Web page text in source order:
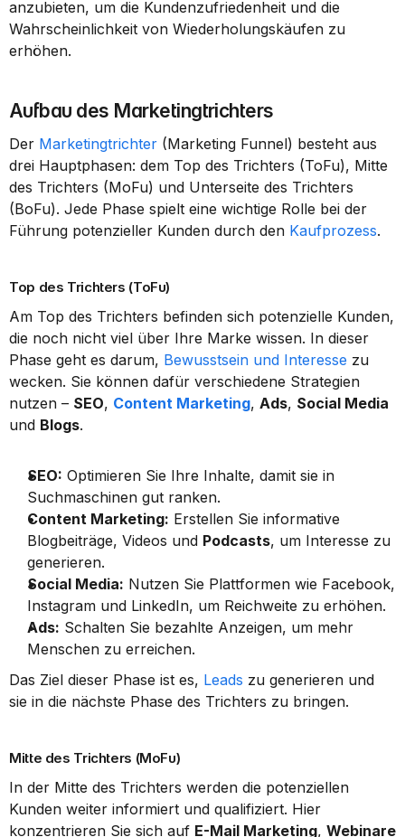
anzubieten, um die Kundenzufriedenheit und die
Wahrscheinlichkeit von Wiederholungskäufen zu
erhöhen.
Aufbau des Marketingtrichters
Der Marketingtrichter (Marketing Funnel) besteht aus
drei Hauptphasen: dem Top des Trichters (ToFu), Mitte
des Trichters (MoFu) und Unterseite des Trichters
(BoFu). Jede Phase spielt eine wichtige Rolle bei der
Führung potenzieller Kunden durch den Kaufprozess.
Top des Trichters (ToFu)
Am Top des Trichters befinden sich potenzielle Kunden,
die noch nicht viel über Ihre Marke wissen. In dieser
Phase geht es darum, Bewusstsein und Interesse zu
wecken. Sie können dafür verschiedene Strategien
nutzen – SEO, Content Marketing, Ads, Social Media
und Blogs.
SEO: Optimieren Sie Ihre Inhalte, damit sie in
Suchmaschinen gut ranken.
Content Marketing: Erstellen Sie informative
Blogbeiträge, Videos und Podcasts, um Interesse zu
generieren.
Social Media: Nutzen Sie Plattformen wie Facebook,
Instagram und LinkedIn, um Reichweite zu erhöhen.
Ads: Schalten Sie bezahlte Anzeigen, um mehr
Menschen zu erreichen.
Das Ziel dieser Phase ist es, Leads zu generieren und
sie in die nächste Phase des Trichters zu bringen.
Mitte des Trichters (MoFu)
In der Mitte des Trichters werden die potenziellen
Kunden weiter informiert und qualifiziert. Hier
konzentrieren Sie sich auf E-Mail Marketing, Webinare